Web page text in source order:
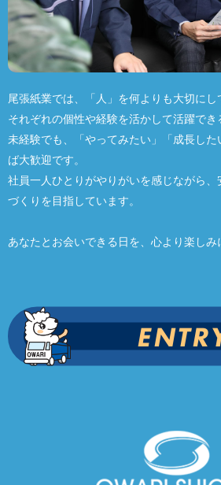
尾張紙業では、「人」を何よりも大切にし
それぞれの個性や経験を活かして活躍でき
未経験でも、「やってみたい」「成長し
ば大歓迎です。
社員一人ひとりがやりがいを感じながら
づくりを目指しています。
あなたとお会いできる日を、心より楽しみ